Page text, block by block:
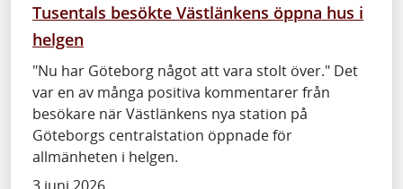
Tusentals besökte Västlänkens öppna hus i
helgen
"Nu har Göteborg något att vara stolt över." Det
var en av många positiva kommentarer från
besökare när Västlänkens nya station på
Göteborgs centralstation öppnade för
allmänheten i helgen.